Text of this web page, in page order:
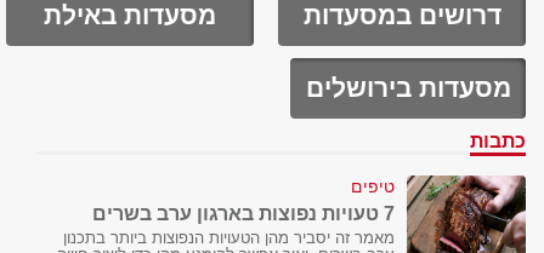
דרושים במסעדות מסעדות באילת
מסעדות בירושלים
כתבות
טיפים
7 טעויות נפוצות בארגון ערב בשרים
מאמר זה יסביר מהן הטעויות הנפוצות ביותר בתכנון